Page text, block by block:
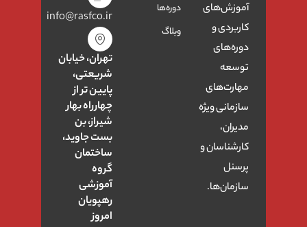
آموزش‌های
کاربردی و
دوره‌های
توسعه
مهارت‌های
سازمانی ویژه
مدیران،
کارشناسان و
پرسنل
سازمان‌ها.
دوره‌ها
وبلاگ
info@rasfco.ir
تهران، خیابان
شریعتی،
پایین تر از
چهارراه بهار
شیراز، بن
بست جاوید،
ساختمان
گروه
آموزشی
رهپویان
امروز